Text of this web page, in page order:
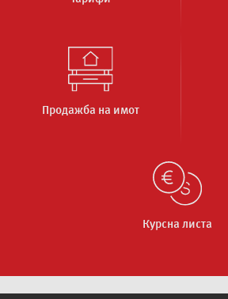
Продажба на имот
Курсна листа